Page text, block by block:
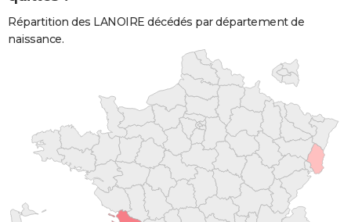
Répartition des LANOIRE décédés par département de
naissance.